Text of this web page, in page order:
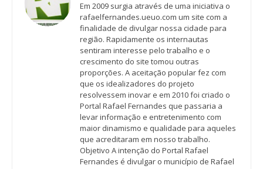
Em 2009 surgia através de uma iniciativa o
rafaelfernandes.ueuo.com um site com a
finalidade de divulgar nossa cidade para
região. Rapidamente os internautas
sentiram interesse pelo trabalho e o
crescimento do site tomou outras
proporções. A aceitação popular fez com
que os idealizadores do projeto
resolvessem inovar e em 2010 foi criado o
Portal Rafael Fernandes que passaria a
levar informação e entretenimento com
maior dinamismo e qualidade para aqueles
que acreditaram em nosso trabalho.
Objetivo A intenção do Portal Rafael
Fernandes é divulgar o município de Rafael